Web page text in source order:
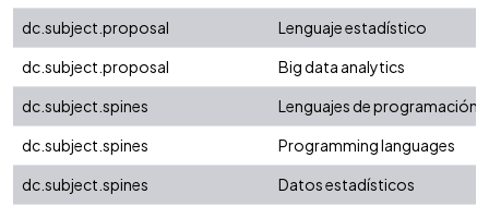
dc.subject.proposal
Lenguaje estadístico
dc.subject.proposal
Big data analytics
dc.subject.spines
Lenguajes de programación
dc.subject.spines
Programming languages
dc.subject.spines
Datos estadísticos